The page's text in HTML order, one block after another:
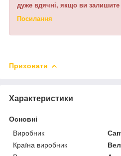
дуже вдячні, якщо ви залишите
Посилання
Приховати
Характеристики
Основні
Виробник
Країна виробник